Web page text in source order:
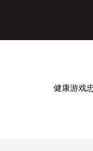
健康游戏